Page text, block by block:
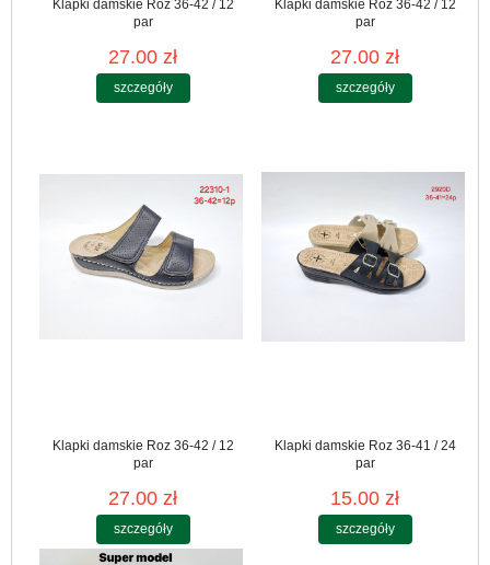
Klapki damskie Roz 36-42 / 12
par
27.00 zł
szczegóły
Klapki damskie Roz 36-42 / 12
par
27.00 zł
szczegóły
Klapki damskie Roz 36-42 / 12
par
27.00 zł
szczegóły
Klapki damskie Roz 36-41 / 24
par
15.00 zł
szczegóły